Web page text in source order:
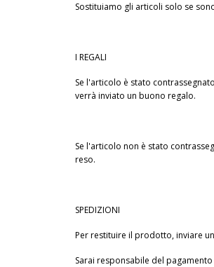
Sostituiamo gli articoli solo se
I REGALI
Se l'articolo è stato
verrà inviato un buono regalo.
Se l'articolo non è stato
reso.
SPEDIZIONI
Per restituire il prodotto, inviare
Sarai responsabile del